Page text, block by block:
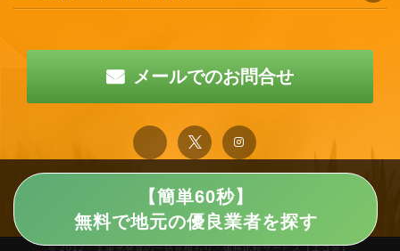
【簡単60秒】
無料で地元の優良業者を探す
メールでのお問合せ
© 2012 · 太陽光発電の一括見積もり・価格比較サービス【エコ発】